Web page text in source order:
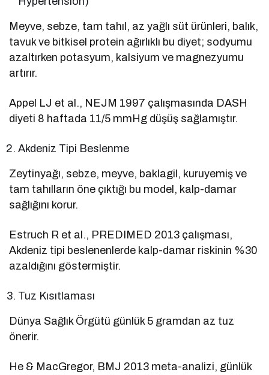
Meyve, sebze, tam tahıl, az yağlı süt ürünleri, balık,
tavuk ve bitkisel protein ağırlıklı bu diyet; sodyumu
azaltırken potasyum, kalsiyum ve magnezyumu
artırır.
Appel LJ et al., NEJM 1997 çalışmasında DASH
diyeti 8 haftada 11/5 mmHg düşüş sağlamıştır.
Akdeniz Tipi Beslenme
Zeytinyağı, sebze, meyve, baklagil, kuruyemiş ve
tam tahılların öne çıktığı bu model, kalp-damar
sağlığını korur.
Estruch R et al., PREDIMED 2013 çalışması,
Akdeniz tipi beslenenlerde kalp-damar riskinin %30
azaldığını göstermiştir.
Tuz Kısıtlaması
Dünya Sağlık Örgütü günlük 5 gramdan az tuz
önerir.
He & MacGregor, BMJ 2013 meta-analizi, günlük